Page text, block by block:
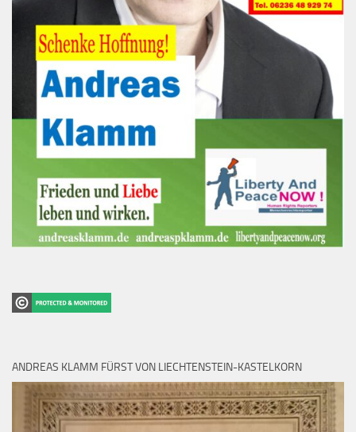
ANDREAS KLAMM FÜRST VON LIECHTENSTEIN-KASTELKORN